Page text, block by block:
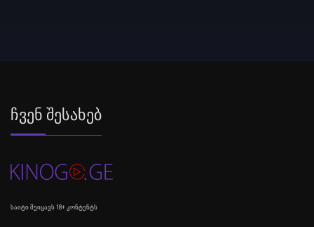
Ჩვენ Შესახებ
საიტი შეიცავს 18+ კონტენტს